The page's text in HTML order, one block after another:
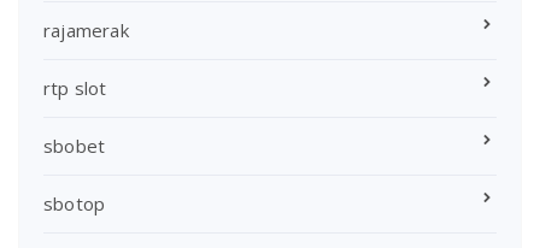
rajamerak
rtp slot
sbobet
sbotop